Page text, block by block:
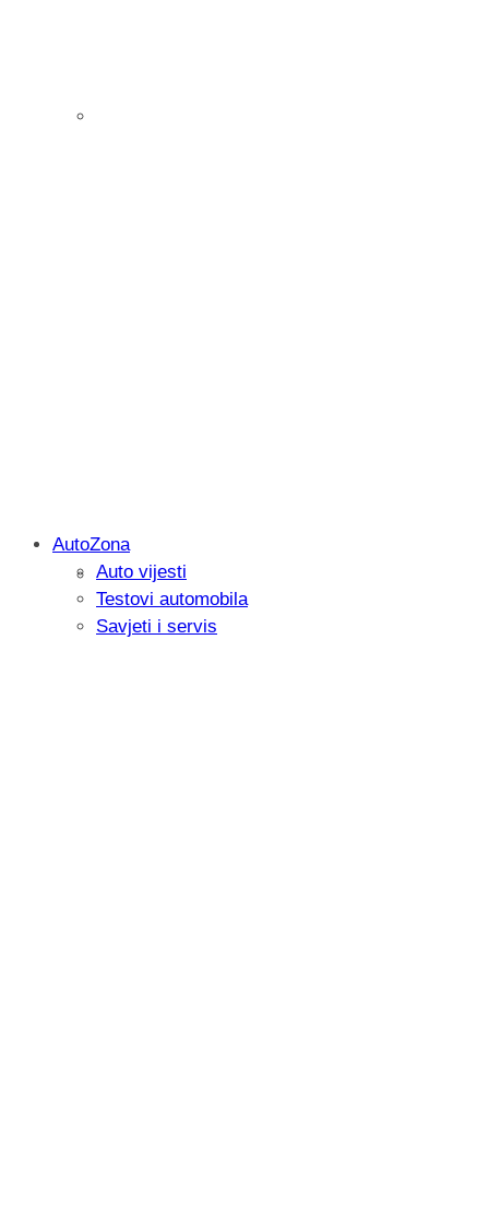
Savjetujemo: Što učiniti kada vaš
AutoZona
Auto vijesti
Testovi automobila
Savjeti i servis